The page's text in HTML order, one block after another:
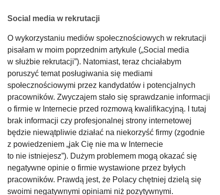
Social media w rekrutacji
O wykorzystaniu mediów społecznościowych w rekrutacji
pisałam w moim poprzednim artykule („Social media
w służbie rekrutacji”). Natomiast, teraz chciałabym
poruszyć temat posługiwania się mediami
społecznościowymi przez kandydatów i potencjalnych
pracowników. Zwyczajem stało się sprawdzanie informacji
o firmie w Internecie przed rozmową kwalifikacyjną. I tutaj
brak informacji czy profesjonalnej strony internetowej
będzie niewątpliwie działać na niekorzyść firmy (zgodnie
z powiedzeniem „jak Cię nie ma w Internecie
to nie istniejesz”). Dużym problemem mogą okazać się
negatywne opinie o firmie wystawione przez byłych
pracowników. Prawdą jest, że Polacy chętniej dzielą się
swoimi negatywnymi opiniami niż pozytywnymi.